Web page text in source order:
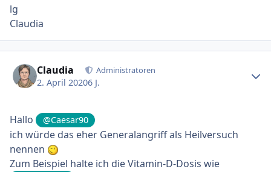
lg
Claudia
Claudia Administratoren
2. April 20206 J.
Hallo @Caesar90
ich würde das eher Generalangriff als Heilversuch
nennen
Zum Beispiel halte ich die Vitamin-D-Dosis wie